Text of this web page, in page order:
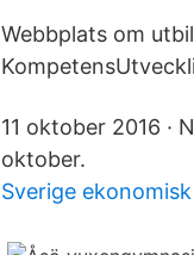
Webbplats om
11 oktober 2016 ·
oktober.
Sverige